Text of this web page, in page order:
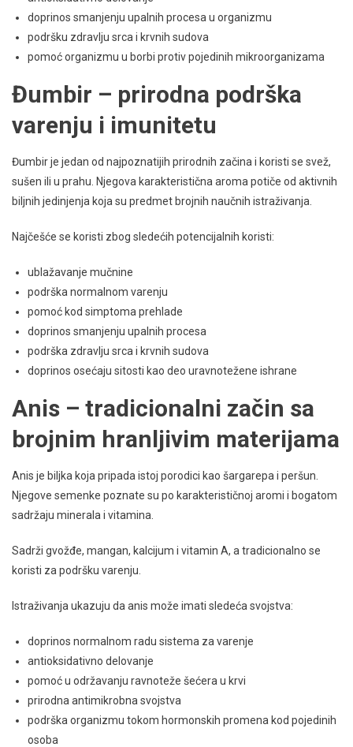
doprinos smanjenju upalnih procesa u organizmu
podršku zdravlju srca i krvnih sudova
pomoć organizmu u borbi protiv pojedinih mikroorganizama
Đumbir – prirodna podrška
varenju i imunitetu
Đumbir je jedan od najpoznatijih prirodnih začina i koristi se svež,
sušen ili u prahu. Njegova karakteristična aroma potiče od aktivnih
biljnih jedinjenja koja su predmet brojnih naučnih istraživanja.
Najčešće se koristi zbog sledećih potencijalnih koristi:
ublažavanje mučnine
podrška normalnom varenju
pomoć kod simptoma prehlade
doprinos smanjenju upalnih procesa
podrška zdravlju srca i krvnih sudova
doprinos osećaju sitosti kao deo uravnotežene ishrane
Anis – tradicionalni začin sa
brojnim hranljivim materijama
Anis je biljka koja pripada istoj porodici kao šargarepa i peršun.
Njegove semenke poznate su po karakterističnoj aromi i bogatom
sadržaju minerala i vitamina.
Sadrži gvožđe, mangan, kalcijum i vitamin A, a tradicionalno se
koristi za podršku varenju.
Istraživanja ukazuju da anis može imati sledeća svojstva:
doprinos normalnom radu sistema za varenje
antioksidativno delovanje
pomoć u održavanju ravnoteže šećera u krvi
prirodna antimikrobna svojstva
podrška organizmu tokom hormonskih promena kod pojedinih
osoba